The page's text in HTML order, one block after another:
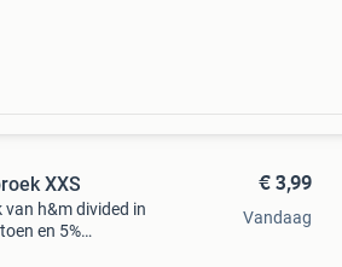
XXS
h&m divided in
en 5%
€ 3,99
Vandaag